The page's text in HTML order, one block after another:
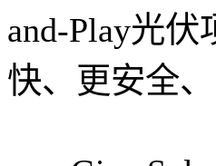
and-Play光
快、更安全